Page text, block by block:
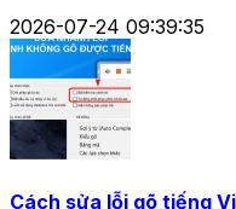
2026-07-24 09:39:35
Cách sửa lỗi gõ tiếng